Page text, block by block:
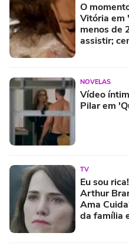
O
Vitória em
menos de
assistir;
NOVELAS
Vídeo
Pilar em
TV
Eu sou
Arthur
Ama
da família